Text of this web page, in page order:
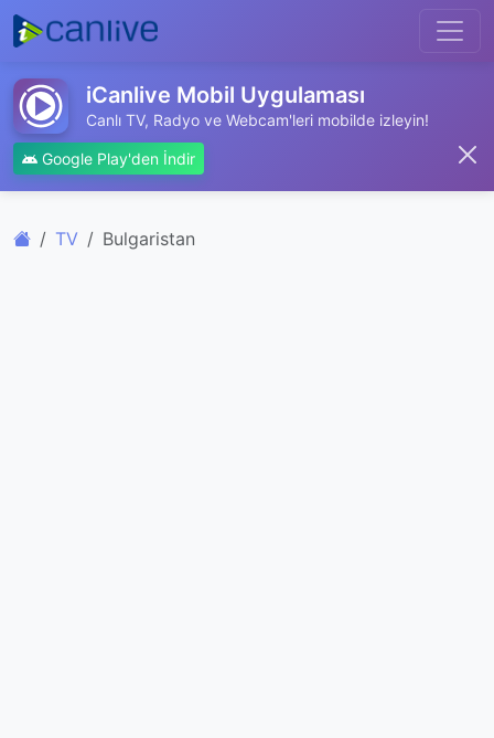
iCanlive Mobil Uygulaması
Canlı TV, Radyo ve Webcam'leri mobilde izleyin!
Google Play'den İndir
TV Bulgaristan